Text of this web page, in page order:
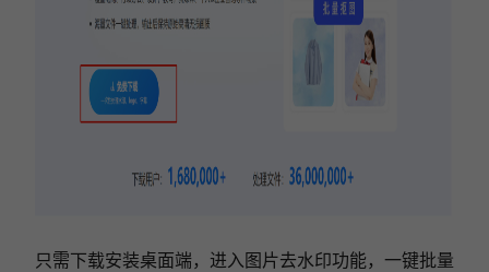
只需下载安装桌面端，进入图片去水印功能，一键批量